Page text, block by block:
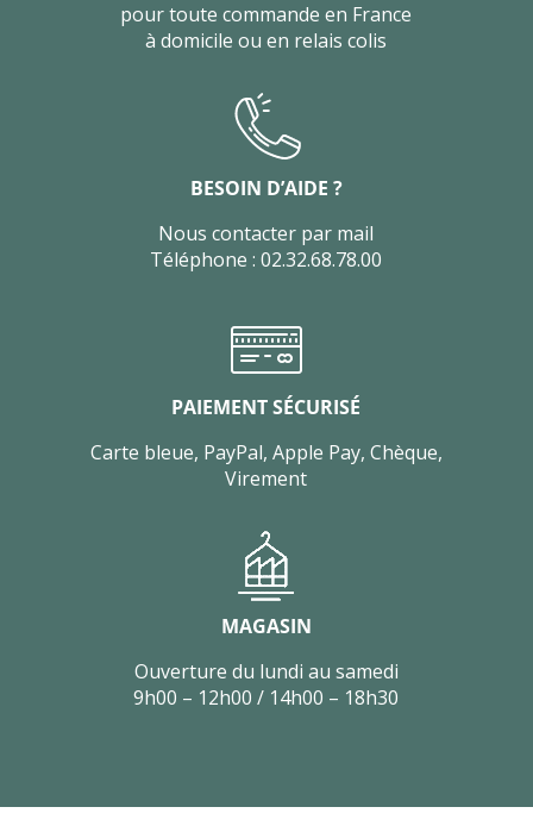
pour toute commande en France
à domicile ou en relais colis
BESOIN D’AIDE ?
Nous contacter par mail
Téléphone : 02.32.68.78.00
PAIEMENT SÉCURISÉ
Carte bleue, PayPal, Apple Pay, Chèque,
Virement
MAGASIN
Ouverture du lundi au samedi
9h00 – 12h00 / 14h00 – 18h30